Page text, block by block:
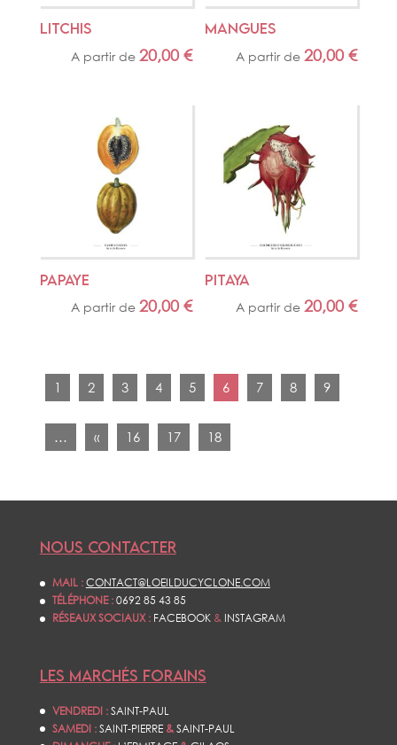
LITCHIS
A partir de 20,00 €
MANGUES
A partir de20,00€
PAPAYE
A partir de 20,00 €
PITAYA
A partir de20,00€
1 2 3 4 5 6 7 8 9
… « 16 17 18
NOUS CONTACTER
MAIL :CONTACT@LOEILDUCYCLONE.COM
TÉLÉPHONE :0692 85 43 85
RÉSEAUX SOCIAUX : FACEBOOK& INSTAGRAM
LES MARCHÉS FORAINS
VENDREDI :SAINT-PAUL
SAMEDI :SAINT-PIERRE&SAINT-PAUL